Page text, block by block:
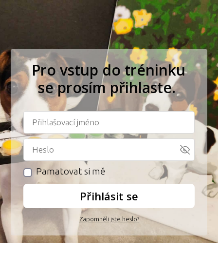
Pro vstup do tréninku
se prosím přihlaste.
Pamatovat si mě
Přihlásit se
Zapomněli jste heslo?